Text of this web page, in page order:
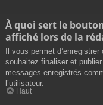
À quoi sert le
affiché lors de la
Il vous permet
souhaitez finaliser et
messages enregistrés
l’utilisateur.
Haut